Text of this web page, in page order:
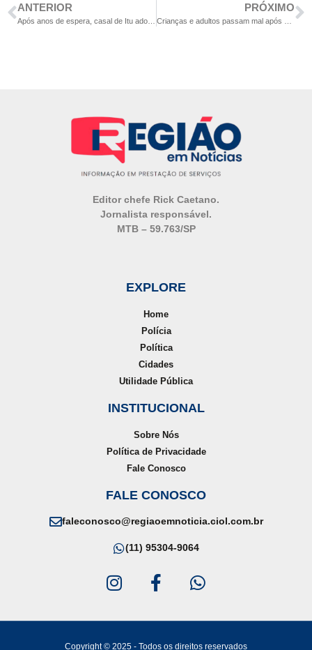
ANTERIOR PRÓXIMO
Editor chefe Rick Caetano.
Jornalista responsável.
MTB – 59.763/SP
EXPLORE
Home
Polícia
Política
Cidades
Utilidade Pública
INSTITUCIONAL
Sobre Nós
Política de Privacidade
Fale Conosco
FALE CONOSCO
faleconosco@regiaoemnoticia.ciol.com.br
(11) 95304-9064
Copyright © 2025 - Todos os direitos reservados